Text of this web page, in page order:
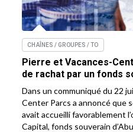
CHAÎNES / GROUPES / TO
Pierre et Vacances-
de rachat par un fonds
Dans un communiqué du 22
Center Parcs a annoncé que
avait accueilli favorablement
Capital, fonds souverain